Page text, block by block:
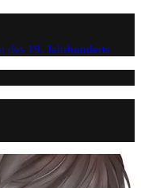
des 19. Jahrhunderts